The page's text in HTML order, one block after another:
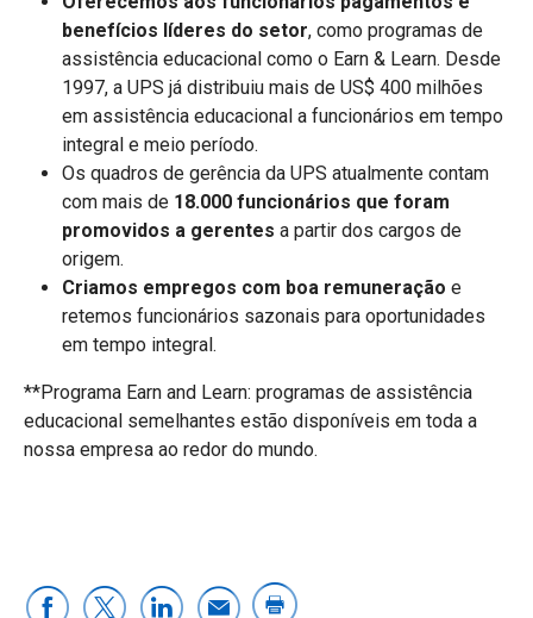
benefícios líderes do setor, como programas de
assistência educacional como o Earn & Learn. Desde
1997, a UPS já distribuiu mais de US$ 400 milhões
em assistência educacional a funcionários em tempo
integral e meio período.
Os quadros de gerência da UPS atualmente contam
com mais de 18.000 funcionários que foram
promovidos a gerentes a partir dos cargos de
origem.
Criamos empregos com boa remuneração e
retemos funcionários sazonais para oportunidades
em tempo integral.
**Programa Earn and Learn: programas de assistência
educacional semelhantes estão disponíveis em toda a
nossa empresa ao redor do mundo.